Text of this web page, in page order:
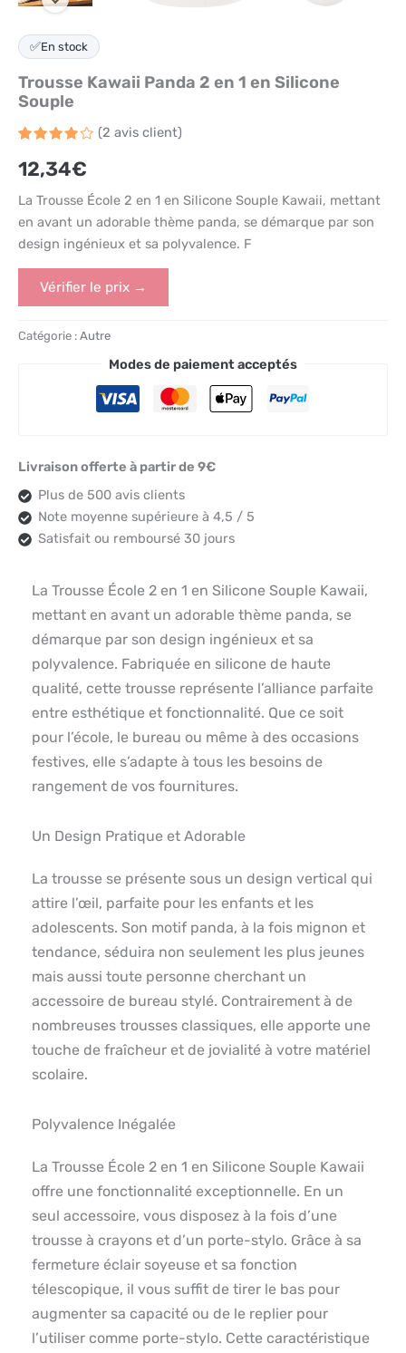
✅En stock
Trousse Kawaii Panda 2 en 1 en Silicone
Souple
sur 5
basé
notations
(2 avis client)
12,34€
La Trousse École 2 en 1 en Silicone Souple Kawaii, mettant
en avant un adorable thème panda, se démarque par son
design ingénieux et sa polyvalence. F
Vérifier le prix →
Catégorie : Autre
Modes de paiement acceptés
Livraison offerte à partir de 9€
Plus de 500 avis clients
Note moyenne supérieure à 4,5 / 5
Satisfait ou remboursé 30 jours
La Trousse École 2 en 1 en Silicone Souple Kawaii,
mettant en avant un adorable thème panda, se
démarque par son design ingénieux et sa
polyvalence. Fabriquée en silicone de haute
qualité, cette trousse représente l’alliance parfaite
entre esthétique et fonctionnalité. Que ce soit
pour l’école, le bureau ou même à des occasions
festives, elle s’adapte à tous les besoins de
rangement de vos fournitures.
Un Design Pratique et Adorable
La trousse se présente sous un design vertical qui
attire l’œil, parfaite pour les enfants et les
adolescents. Son motif panda, à la fois mignon et
tendance, séduira non seulement les plus jeunes
mais aussi toute personne cherchant un
accessoire de bureau stylé. Contrairement à de
nombreuses trousses classiques, elle apporte une
touche de fraîcheur et de jovialité à votre matériel
scolaire.
Polyvalence Inégalée
La Trousse École 2 en 1 en Silicone Souple Kawaii
offre une fonctionnalité exceptionnelle. En un
seul accessoire, vous disposez à la fois d’une
trousse à crayons et d’un porte-stylo. Grâce à sa
fermeture éclair soyeuse et sa fonction
télescopique, il vous suffit de tirer le bas pour
augmenter sa capacité ou de le replier pour
l’utiliser comme porte-stylo. Cette caractéristique